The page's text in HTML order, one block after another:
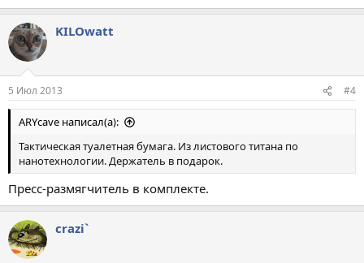
KILOwatt
5 Июл 2013 #4
ARYсave написал(а):
Тактическая туалетная бумага. Из листового титана по
нанотехнологии. Держатель в подарок.
Пресс-размягчитель в комплекте.
crazi`